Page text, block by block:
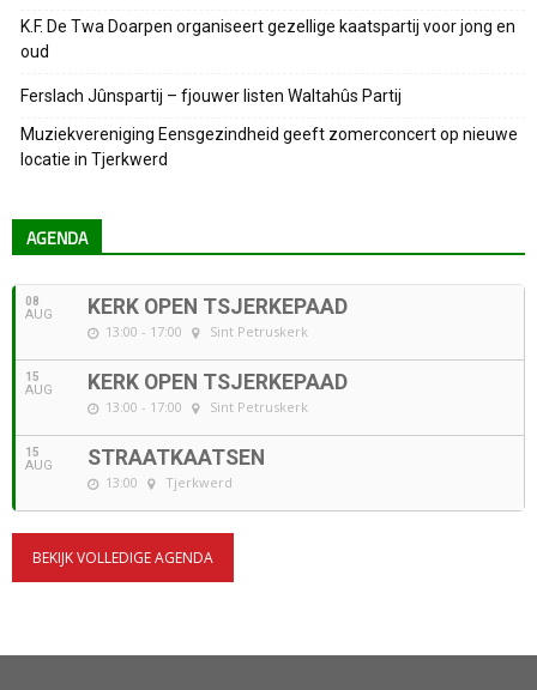
K.F. De Twa Doarpen organiseert gezellige kaatspartij voor jong en
oud
Ferslach Jûnspartij – fjouwer listen Waltahûs Partij
Muziekvereniging Eensgezindheid geeft zomerconcert op nieuwe
locatie in Tjerkwerd
AGENDA
08
AUG KERK OPEN TSJERKEPAAD
13:00 - 17:00 Sint Petruskerk
15
AUG KERK OPEN TSJERKEPAAD
13:00 - 17:00 Sint Petruskerk
15
AUG STRAATKAATSEN
13:00 Tjerkwerd
BEKIJK VOLLEDIGE AGENDA